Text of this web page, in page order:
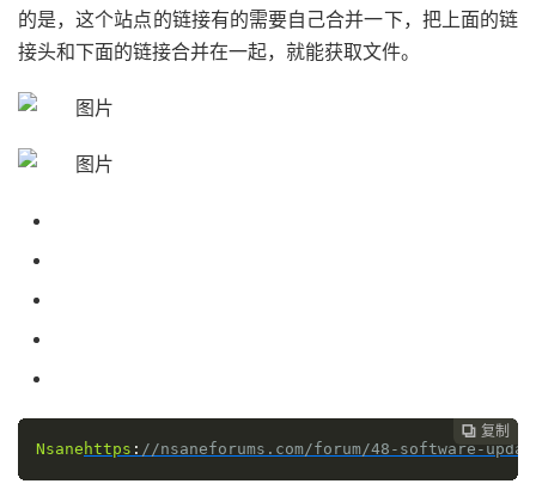
的是，这个站点的链接有的需要自己合并一下，把上面的链
接头和下面的链接合并在一起，就能获取文件。
 复制
Nsane https : //nsaneforums.com/forum/48-software-